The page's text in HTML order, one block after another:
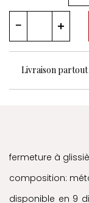
Livraison partout
fermeture à
composition:
disponible en 9